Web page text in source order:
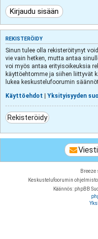
REKISTERÖIDY
Sinun tulee olla rekisteröitynyt
vie vain hetken, mutta antaa
voi myös antaa erityisoikeuksia
käyttöehtomme ja siihen liittyvät
lukea keskustelufoorumin
Käyttöehdot
Yksityisyyden
Rekisteröidy
Breeze
Keskustelufoorumin ohjelmisto
Käännös: phpBB